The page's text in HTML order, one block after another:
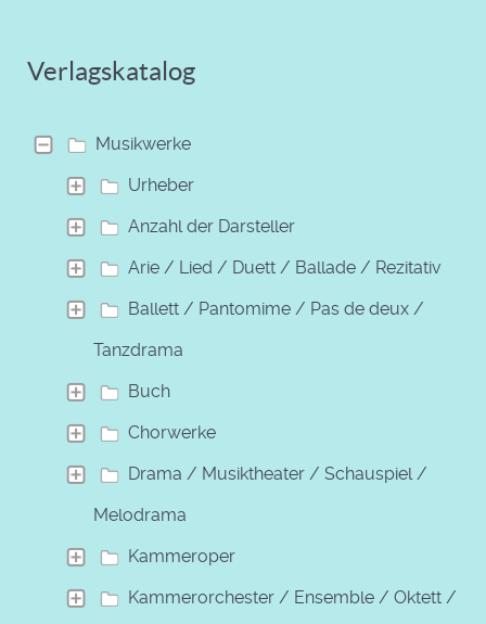
Verlagskatalog
Musikwerke
Urheber
Anzahl der Darsteller
Arie / Lied / Duett / Ballade / Rezitativ
Ballett / Pantomime / Pas de deux /
Tanzdrama
Buch
Chorwerke
Drama / Musiktheater / Schauspiel /
Melodrama
Kammeroper
Kammerorchester / Ensemble / Oktett /